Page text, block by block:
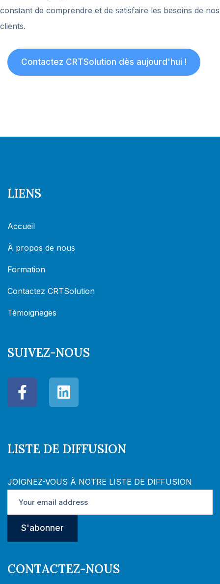
constant de comprendre et de satisfaire les besoins de nos
clients.
Contactez CRTSolution dès aujourd'hui !
LIENS
Accueil
À propos de nous
Formation
Contactez CRTSolution
Témoignages
SUIVEZ-NOUS
LISTE DE DIFFUSION
JOIGNEZ-VOUS À NOTRE LISTE DE DIFFUSION
CONTACTEZ-NOUS